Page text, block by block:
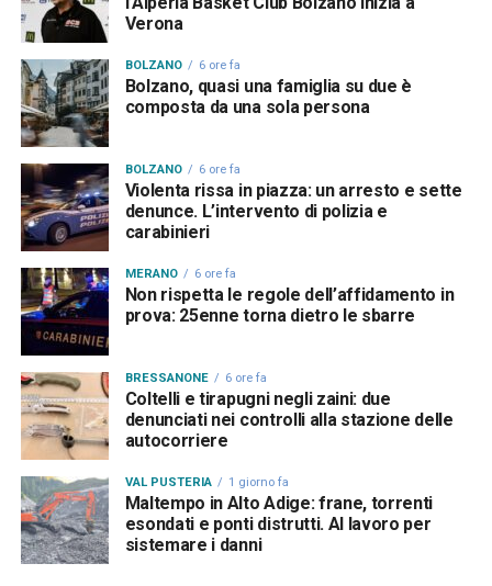
Verona
BOLZANO 6 ore fa
Bolzano, quasi una famiglia su due è
composta da una sola persona
BOLZANO 6 ore fa
Violenta rissa in piazza: un arresto e sette
denunce. L’intervento di polizia e
carabinieri
MERANO 6 ore fa
Non rispetta le regole dell’affidamento in
prova: 25enne torna dietro le sbarre
BRESSANONE 6 ore fa
Coltelli e tirapugni negli zaini: due
denunciati nei controlli alla stazione delle
autocorriere
VAL PUSTERIA 1 giorno fa
Maltempo in Alto Adige: frane, torrenti
esondati e ponti distrutti. Al lavoro per
sistemare i danni